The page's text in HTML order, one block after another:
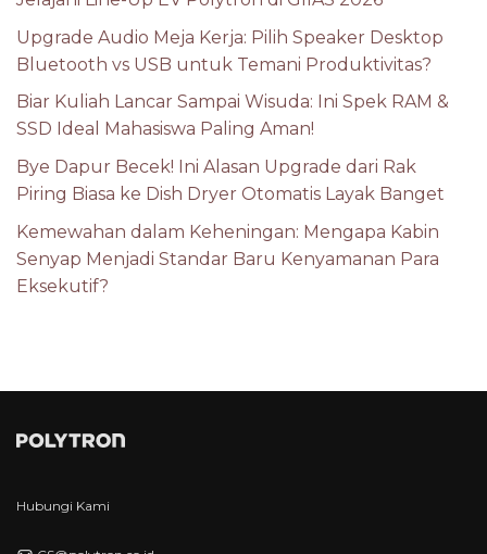
Upgrade Audio Meja Kerja: Pilih Speaker Desktop
Bluetooth vs USB untuk Temani Produktivitas?
Biar Kuliah Lancar Sampai Wisuda: Ini Spek RAM &
SSD Ideal Mahasiswa Paling Aman!
Bye Dapur Becek! Ini Alasan Upgrade dari Rak
Piring Biasa ke Dish Dryer Otomatis Layak Banget
Kemewahan dalam Keheningan: Mengapa Kabin
Senyap Menjadi Standar Baru Kenyamanan Para
Eksekutif?
Hubungi Kami